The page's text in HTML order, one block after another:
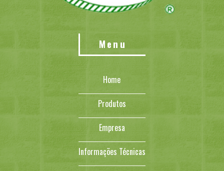
Menu
Home
Produtos
Empresa
Informações Técnicas